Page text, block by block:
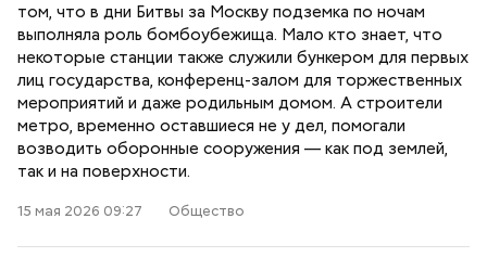
том, что в дни Битвы за Москву подземка по ночам
выполняла роль бомбоубежища. Мало кто знает, что
некоторые станции также служили бункером для первых
лиц государства, конференц-залом для торжественных
мероприятий и даже родильным домом. А строители
метро, временно оставшиеся не у дел, помогали
возводить оборонные сооружения — как под землей,
так и на поверхности.
15 мая 2026 09:27 Общество